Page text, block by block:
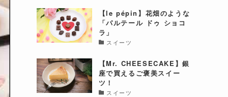
【le pépin】花畑のような
「パルテール ドゥ ショコ
ラ」
スイーツ
【Mr. CHEESECAKE】銀
座で買えるご褒美スイー
ツ！
スイーツ